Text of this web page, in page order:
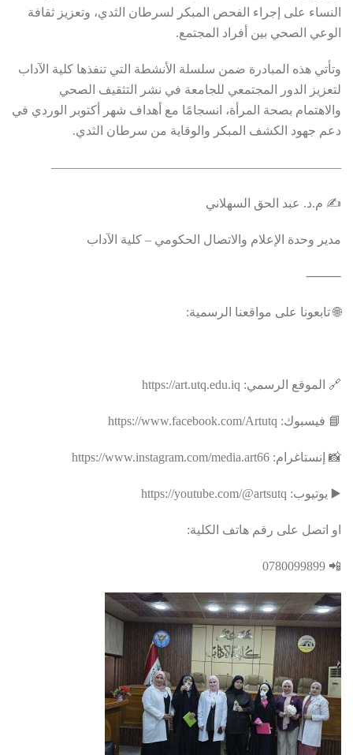
النساء على إجراء الفحص المبكر لسرطان الثدي، وتعزيز ثقافة
الوعي الصحي بين أفراد المجتمع.
وتأتي هذه المبادرة ضمن سلسلة الأنشطة التي تنفذها كلية الآداب
لتعزيز الدور المجتمعي للجامعة في نشر التثقيف الصحي
و الاهتمام بصحة المرأة، انسجامًا مع أهداف شهر أكتوبر الوردي في
دعم جهود الكشف المبكر والوقاية من سرطان الثدي.
———————————————————————
✍️ م.د. عبد الحق السهلاني
مدير وحدة الإعلام والاتصال الحكومي – كلية الآداب
⸻
🌐 تابعونا على مواقعنا الرسمية:
🔗 الموقع الرسمي: https://art.utq.edu.iq
📘 فيسبوك: https://www.facebook.com/Artutq
📸 إنستاغرام: https://www.instagram.com/media.art66
▶️ يوتيوب: https://youtube.com/@artsutq
او اتصل على رقم هاتف الكلية:
📲 0780099899